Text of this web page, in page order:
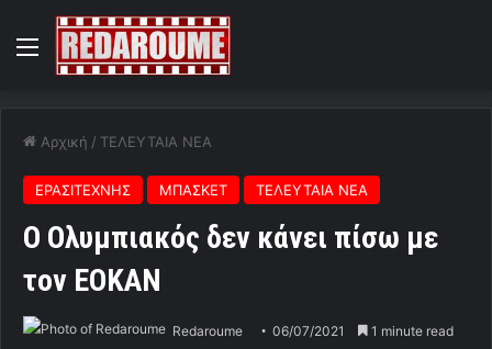
Menu
Αρχική / ΤΕΛΕΥΤΑΙΑ ΝΕΑ
ΕΡΑΣΙΤΕΧΝΗΣ ΜΠΑΣΚΕΤ ΤΕΛΕΥΤΑΙΑ ΝΕΑ
Ο Ολυμπιακός δεν κάνει πίσω με
τον ΕΟΚΑΝ
Redaroume 06/07/2021 1 minute read